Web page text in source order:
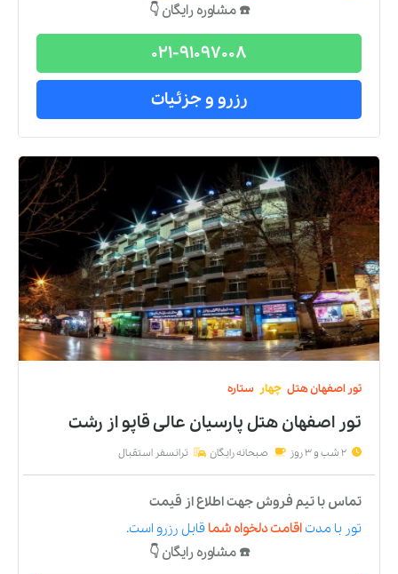
☎️ مشاوره رایگان 👇
021-91097008
رزرو و جزئیات
تور اصفهانهتل چهار ستاره
تور اصفهان هتل پارسیان عالی قاپواز رشت
2 شب و 3 روز صبحانه رایگان ترانسفر استقبال
تماس با تیم فروش جهت اطلاع از قیمت
تور با مدتاقامت دلخواه شما قابل رزرو است.
☎️ مشاوره رایگان 👇